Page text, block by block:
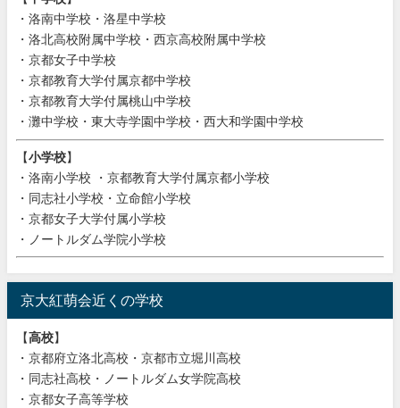
・洛南中学校・洛星中学校
・洛北高校附属中学校・西京高校附属中学校
・京都女子中学校
・京都教育大学付属京都中学校
・京都教育大学付属桃山中学校
・灘中学校・東大寺学園中学校・西大和学園中学校
【小学校】
・洛南小学校 ・京都教育大学付属京都小学校
・同志社小学校・立命館小学校
・京都女子大学付属小学校
・ノートルダム学院小学校
京大紅萌会近くの学校
【高校】
・京都府立洛北高校・京都市立堀川高校
・同志社高校・ノートルダム女学院高校
・京都女子高等学校